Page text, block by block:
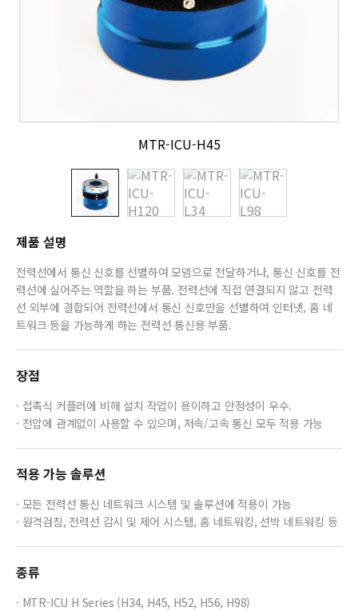
MTR-ICU-H45
제품 설명
전력선에서 통신 신호를 선별하여 모뎀으로 전달하거나, 통신 신호를 전
력선에 실어주는 역할을 하는 부품. 전력선에 직접 연결되지 않고 전력
선 외부에 결합되어 전력선에서 통신 신호만을 선별하여 인터넷, 홈 네
트워크 등을 가능하게 하는 전력선 통신용 부품.
장점
· 접촉식 커플러에 비해 설치 작업이 용이하고 안정성이 우수.
· 전압에 관계없이 사용할 수 있으며, 저속/고속 통신 모두 적용 가능
적용 가능 솔루션
· 모든 전력선 통신 네트워크 시스템 및 솔루션에 적용이 가능
· 원격검침, 전력선 감시 및 제어 시스템, 홈 네트워킹, 선박 네트워킹 등
종류
· MTR-ICU H Series (H34, H45, H52, H56, H98)